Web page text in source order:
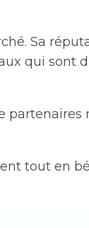
Sa
qui sont
partenaires
tout en